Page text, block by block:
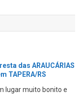
das ARAUCÁRIAS
TAPERA/RS
lugar muito bonito e